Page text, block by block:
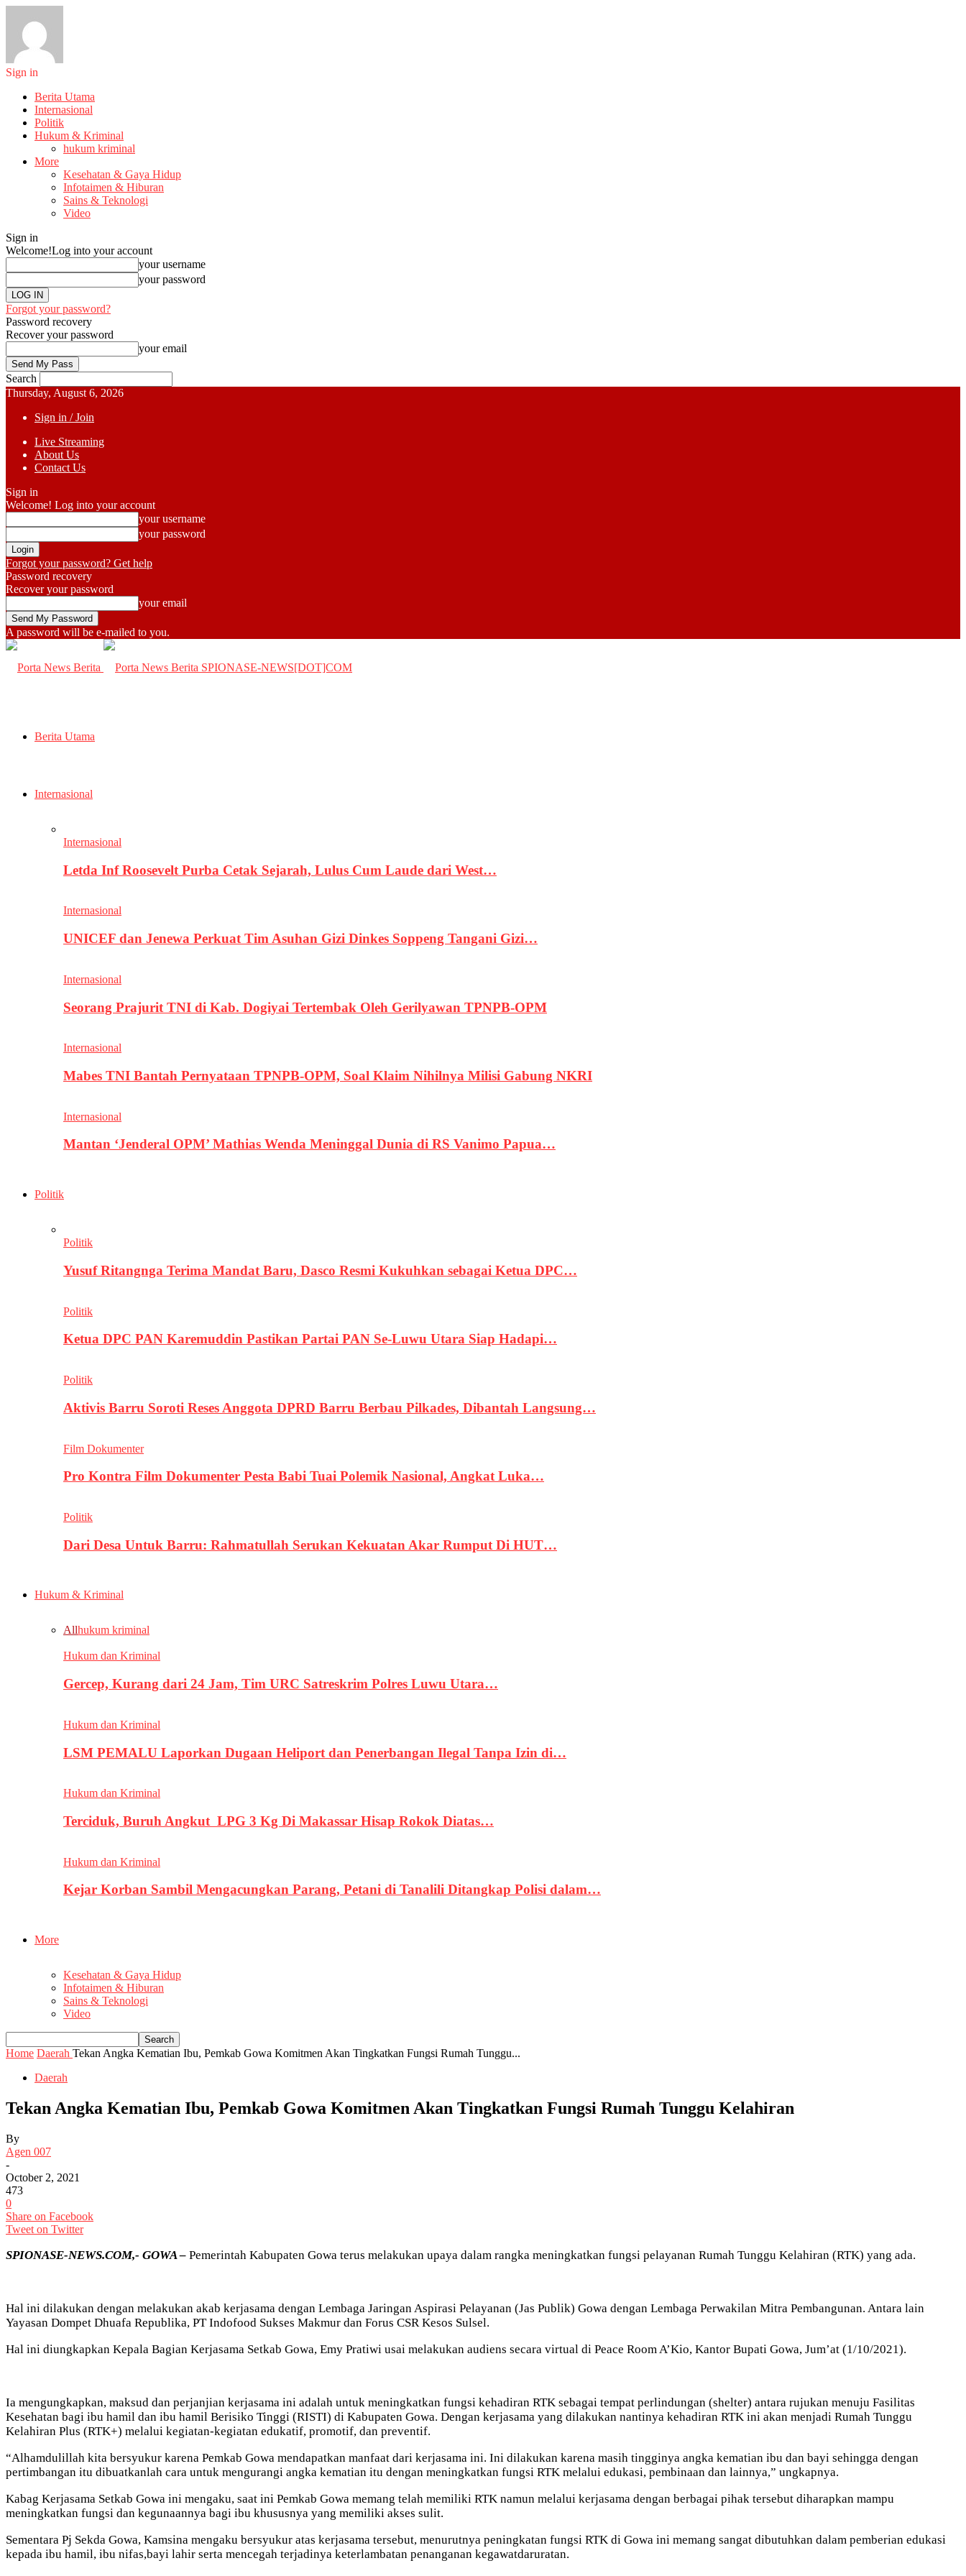
Sign in
Berita Utama
Internasional
Politik
Hukum & Kriminal
hukum kriminal
More
Kesehatan & Gaya Hidup
Infotaimen & Hiburan
Sains & Teknologi
Video
Sign in
Welcome!Log into your account
your username
your password
Forgot your password?
Password recovery
Recover your password
your email
Search
Thursday, August 6, 2026
Sign in / Join
Live Streaming
About Us
Contact Us
Sign in
Welcome! Log into your account
your username
your password
Forgot your password? Get help
Password recovery
Recover your password
your email
A password will be e-mailed to you.
SPIONASE-NEWS[DOT]COM
Berita Utama
Internasional
Internasional
Letda Inf Roosevelt Purba Cetak Sejarah, Lulus Cum Laude dari West…
Internasional
UNICEF dan Jenewa Perkuat Tim Asuhan Gizi Dinkes Soppeng Tangani Gizi…
Internasional
Seorang Prajurit TNI di Kab. Dogiyai Tertembak Oleh Gerilyawan TPNPB-OPM
Internasional
Mabes TNI Bantah Pernyataan TPNPB-OPM, Soal Klaim Nihilnya Milisi Gabung NKRI
Internasional
Mantan ‘Jenderal OPM’ Mathias Wenda Meninggal Dunia di RS Vanimo Papua…
Politik
Politik
Yusuf Ritangnga Terima Mandat Baru, Dasco Resmi Kukuhkan sebagai Ketua DPC…
Politik
Ketua DPC PAN Karemuddin Pastikan Partai PAN Se-Luwu Utara Siap Hadapi…
Politik
Aktivis Barru Soroti Reses Anggota DPRD Barru Berbau Pilkades, Dibantah Langsung…
Film Dokumenter
Pro Kontra Film Dokumenter Pesta Babi Tuai Polemik Nasional, Angkat Luka…
Politik
Dari Desa Untuk Barru: Rahmatullah Serukan Kekuatan Akar Rumput Di HUT…
Hukum & Kriminal
Allhukum kriminal
Hukum dan Kriminal
Gercep, Kurang dari 24 Jam, Tim URC Satreskrim Polres Luwu Utara…
Hukum dan Kriminal
LSM PEMALU Laporkan Dugaan Heliport dan Penerbangan Ilegal Tanpa Izin di…
Hukum dan Kriminal
Terciduk, Buruh Angkut LPG 3 Kg Di Makassar Hisap Rokok Diatas…
Hukum dan Kriminal
Kejar Korban Sambil Mengacungkan Parang, Petani di Tanalili Ditangkap Polisi dalam…
More
Kesehatan & Gaya Hidup
Infotaimen & Hiburan
Sains & Teknologi
Video
Home Daerah Tekan Angka Kematian Ibu, Pemkab Gowa Komitmen Akan Tingkatkan Fungsi Rumah Tunggu...
Daerah
Tekan Angka Kematian Ibu, Pemkab Gowa Komitmen Akan Tingkatkan Fungsi Rumah Tunggu Kelahiran
By
Agen 007
-
October 2, 2021
473
0
Share on Facebook
Tweet on Twitter
SPIONASE-NEWS.COM,- GOWA – Pemerintah Kabupaten Gowa terus melakukan upaya dalam rangka meningkatkan fungsi pelayanan Rumah Tunggu Kelahiran (RTK) yang ada.
Hal ini dilakukan dengan melakukan akab kerjasama dengan Lembaga Jaringan Aspirasi Pelayanan (Jas Publik) Gowa dengan Lembaga Perwakilan Mitra Pembangunan. Antara lain
Yayasan Dompet Dhuafa Republika, PT Indofood Sukses Makmur dan Forus CSR Kesos Sulsel.
Hal ini diungkapkan Kepala Bagian Kerjasama Setkab Gowa, Emy Pratiwi usai melakukan audiens secara virtual di Peace Room A’Kio, Kantor Bupati Gowa, Jum’at (1/10/2021).
Ia mengungkapkan, maksud dan perjanjian kerjasama ini adalah untuk meningkatkan fungsi kehadiran RTK sebagai tempat perlindungan (shelter) antara rujukan menuju Fasilitas
Kesehatan bagi ibu hamil dan ibu hamil Berisiko Tinggi (RISTI) di Kabupaten Gowa. Dengan kerjasama yang dilakukan nantinya kehadiran RTK ini akan menjadi Rumah Tunggu
Kelahiran Plus (RTK+) melalui kegiatan-kegiatan edukatif, promotif, dan preventif.
“Alhamdulillah kita bersyukur karena Pemkab Gowa mendapatkan manfaat dari kerjasama ini. Ini dilakukan karena masih tingginya angka kematian ibu dan bayi sehingga dengan
pertimbangan itu dibuatkanlah cara untuk mengurangi angka kematian itu dengan meningkatkan fungsi RTK melalui edukasi, pembinaan dan lainnya,” ungkapnya.
Kabag Kerjasama Setkab Gowa ini mengaku, saat ini Pemkab Gowa memang telah memiliki RTK namun melalui kerjasama dengan berbagai pihak tersebut diharapkan mampu
meningkatkan fungsi dan kegunaannya bagi ibu khususnya yang memiliki akses sulit.
Sementara Pj Sekda Gowa, Kamsina mengaku bersyukur atas kerjasama tersebut, menurutnya peningkatan fungsi RTK di Gowa ini memang sangat dibutuhkan dalam pemberian edukasi
kepada ibu hamil, ibu nifas,bayi lahir serta mencegah terjadinya keterlambatan penanganan kegawatdaruratan.